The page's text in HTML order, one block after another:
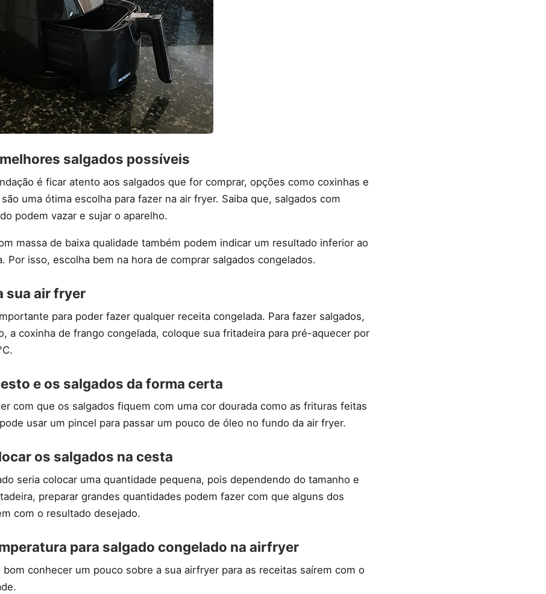
salgados possíveis
é ficar atento aos salgados que for comprar, opções como coxinhas e
uma ótima escolha para fazer na air fryer. Saiba que, salgados com
podem vazar e sujar o aparelho.
massa de baixa qualidade também podem indicar um resultado inferior ao
Por isso, escolha bem na hora de comprar salgados congelados.
sua air fryer
para poder fazer qualquer receita congelada. Para fazer salgados,
a coxinha de frango congelada, coloque sua fritadeira para pré-aquecer por
e os salgados da forma certa
com que os salgados fiquem com uma cor dourada como as frituras feitas
usar um pincel para passar um pouco de óleo no fundo da air fryer.
os salgados na cesta
seria colocar uma quantidade pequena, pois dependendo do tamanho e
preparar grandes quantidades podem fazer com que alguns dos
com o resultado desejado.
para salgado congelado na airfryer
conhecer um pouco sobre a sua airfryer para as receitas saírem com o